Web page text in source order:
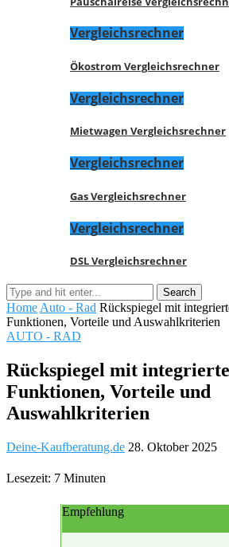
Vergleichsrechner
Ökostrom Vergleichsrechner
Vergleichsrechner
Mietwagen Vergleichsrechner
Vergleichsrechner
Gas Vergleichsrechner
Vergleichsrechner
DSL Vergleichsrechner
Home Auto - Rad Rückspiegel mit
Funktionen, Vorteile und Auswahlkriterien
AUTO - RAD
Rückspiegel mit
Funktionen, Vorteile und
Auswahlkriterien
Deine-Kaufberatung.de 28. Oktober 2025
Lesezeit: 7 Minuten
Empfehlung